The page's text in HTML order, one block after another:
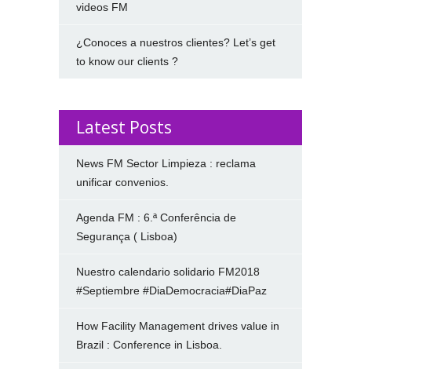
videos FM
¿Conoces a nuestros clientes? Let’s get
to know our clients ?
Latest Posts
News FM Sector Limpieza : reclama
unificar convenios.
Agenda FM : 6.ª Conferência de
Segurança ( Lisboa)
Nuestro calendario solidario FM2018
#Septiembre #DiaDemocracia#DiaPaz
How Facility Management drives value in
Brazil : Conference in Lisboa.